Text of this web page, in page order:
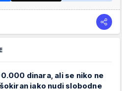
dinara, ali se niko ne
iako nudi slobodne